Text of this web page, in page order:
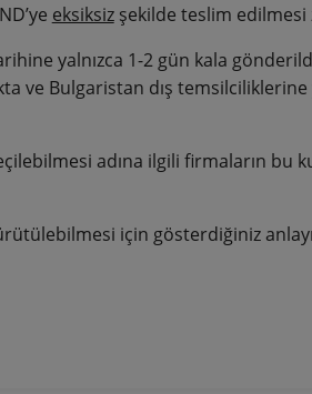
eksiksizşekilde teslim
yalnızca 1-2 gün kala
ve Bulgaristan dış
adına ilgili firmaların bu
için gösterdiğiniz